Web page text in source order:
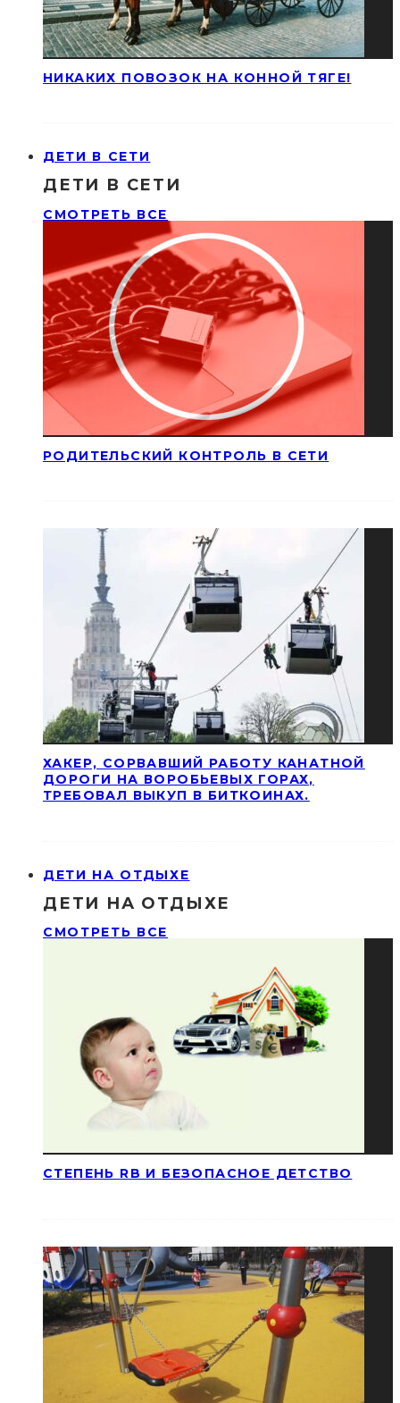
НИКАКИХ ПОВОЗОК НА КОННОЙ ТЯГЕ!
ДЕТИ В СЕТИ
ДЕТИ В СЕТИ
СМОТРЕТЬ ВСЕ
РОДИТЕЛЬСКИЙ КОНТРОЛЬ В СЕТИ
ХАКЕР, СОРВАВШИЙ РАБОТУ КАНАТНОЙ
ДОРОГИ НА ВОРОБЬЕВЫХ ГОРАХ,
ТРЕБОВАЛ ВЫКУП В БИТКОИНАХ.
ДЕТИ НА ОТДЫХЕ
ДЕТИ НА ОТДЫХЕ
СМОТРЕТЬ ВСЕ
СТЕПЕНЬ RB И БЕЗОПАСНОЕ ДЕТСТВО